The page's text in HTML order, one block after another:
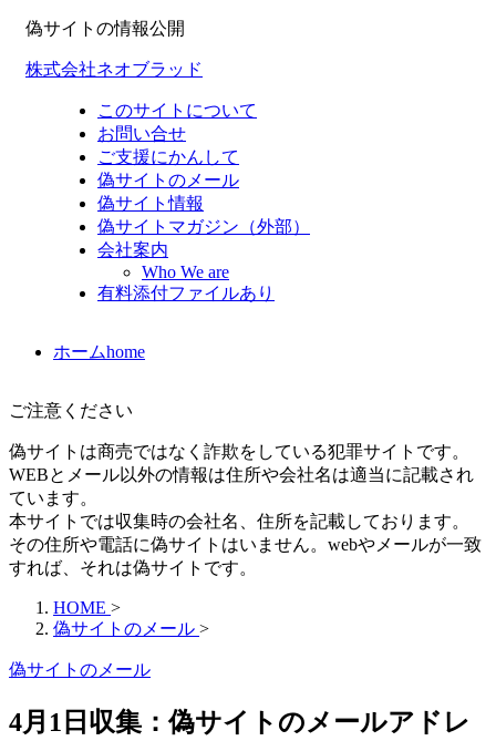
偽サイトの情報公開
株式会社ネオブラッド
このサイトについて
お問い合せ
ご支援にかんして
偽サイトのメール
偽サイト情報
偽サイトマガジン（外部）
会社案内
Who We are
有料添付ファイルあり
ホームhome
ご注意ください
偽サイトは商売ではなく詐欺をしている犯罪サイトです。
WEBとメール以外の情報は住所や会社名は適当に記載され
ています。
本サイトでは収集時の会社名、住所を記載しております。
その住所や電話に偽サイトはいません。webやメールが一致
すれば、それは偽サイトです。
HOME >
偽サイトのメール >
偽サイトのメール
4月1日収集：偽サイトのメールアドレ